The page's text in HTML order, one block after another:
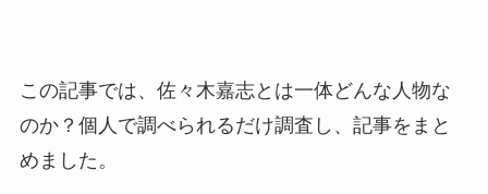
この記事では、佐々木嘉志とは一体どんな人物な
のか？個人で調べられるだけ調査し、記事をまと
めました。